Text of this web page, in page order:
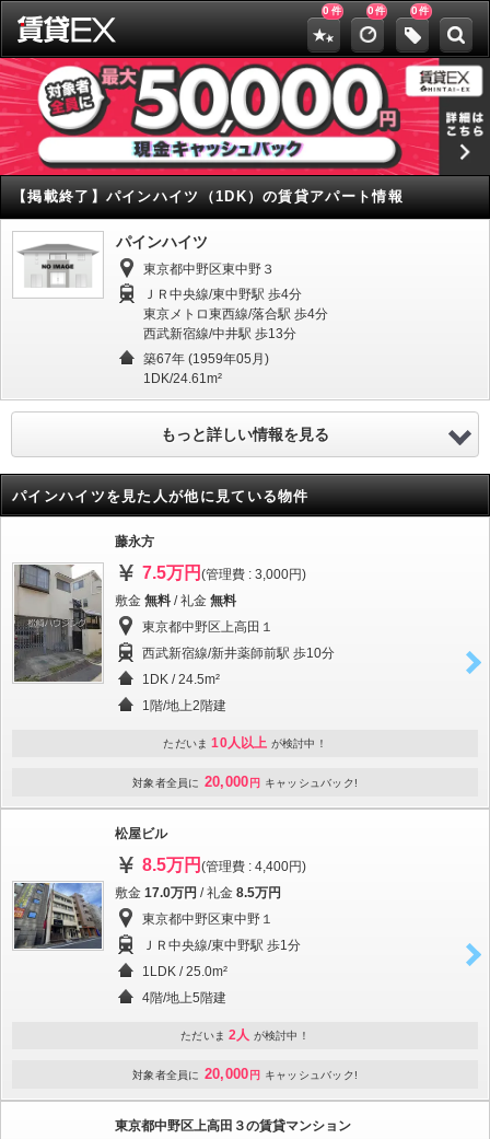
0 件 0件 0件
【掲載終了】 パインハイツ（1DK）の賃貸アパート情報
パインハイツ
東京都中野区東中野３
ＪＲ中央線/東中野駅 歩4分
東京メトロ東西線/落合駅 歩4分
西武新宿線/中井駅 歩13分
築67年 (1959年05月)
1DK/24.61m²
もっと詳しい情報を見る
パインハイツを見た人が他に見ている物件
藤永方
7.5万円 (管理費 : 3,000円)
敷金 無料 / 礼金 無料
東京都中野区上高田１
西武新宿線/新井薬師前駅 歩10分
1DK / 24.5m²
1階/地上2階建
ただいま 10人以上 が検討中！
対象者全員に 20,000 円 キャッシュバック!
松屋ビル
8.5万円 (管理費 : 4,400円)
敷金 17.0万円 / 礼金 8.5万円
東京都中野区東中野１
ＪＲ中央線/東中野駅 歩1分
1LDK / 25.0m²
4階/地上5階建
ただいま 2人 が検討中！
対象者全員に 20,000 円 キャッシュバック!
東京都中野区上高田３の賃貸マンション